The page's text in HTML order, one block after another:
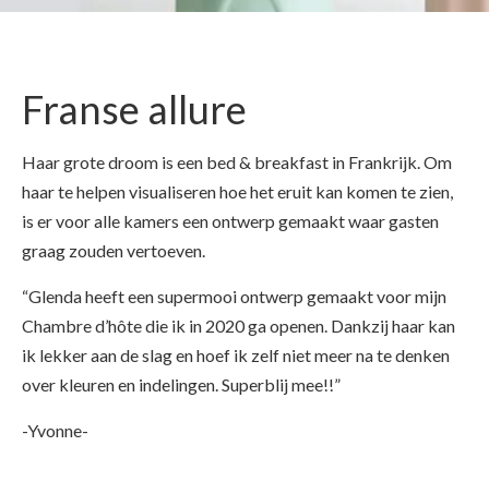
Franse allure
Haar grote droom is een bed & breakfast in Frankrijk. Om
haar te helpen visualiseren hoe het eruit kan komen te zien,
is er voor alle kamers een ontwerp gemaakt waar gasten
graag zouden vertoeven.
“Glenda heeft een supermooi ontwerp gemaakt voor mijn
Chambre d’hôte die ik in 2020 ga openen. Dankzij haar kan
ik lekker aan de slag en hoef ik zelf niet meer na te denken
over kleuren en indelingen. Superblij mee!!”
-Yvonne-